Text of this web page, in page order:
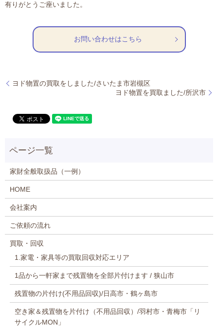
有りがとうご座いました。
お問い合わせはこちら
ヨド物置の買取をしました/さいたま市岩槻区
ヨド物置を買取ました/所沢市
家財全般取扱品（一例）
HOME
会社案内
ご依頼の流れ
買取・回収
1.家電・家具等の買取回収対応エリア
1品から一軒家まで残置物を全部片付けます / 狭山市
残置物の片付け(不用品回収)/日高市・鶴ヶ島市
空き家＆残置物を片付け（不用品回収）/羽村市・青梅市「リ
サイクルMON」